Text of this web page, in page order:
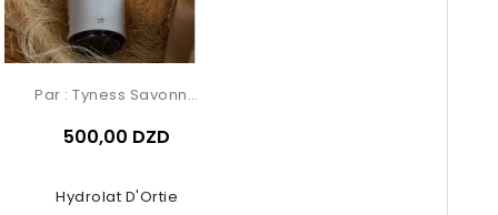
Hydrolat D'Ortie
Par : Tyness Savonnerie
500,00 DZD